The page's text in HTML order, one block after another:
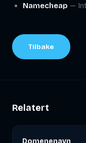
Namecheap —
Tilbake
Relatert